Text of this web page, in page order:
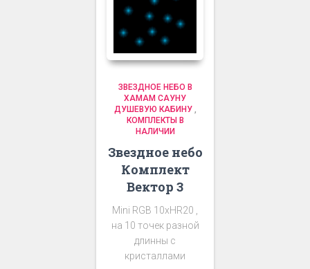
ЗВЕЗДНОЕ НЕБО В
ХАМАМ САУНУ
ДУШЕВУЮ КАБИНУ,
КОМПЛЕКТЫ В
НАЛИЧИИ
Звездное небо
Комплект
Вектор 3
Mini RGB 10хHR20 ,
на 10 точек разной
длинны с
кристаллами